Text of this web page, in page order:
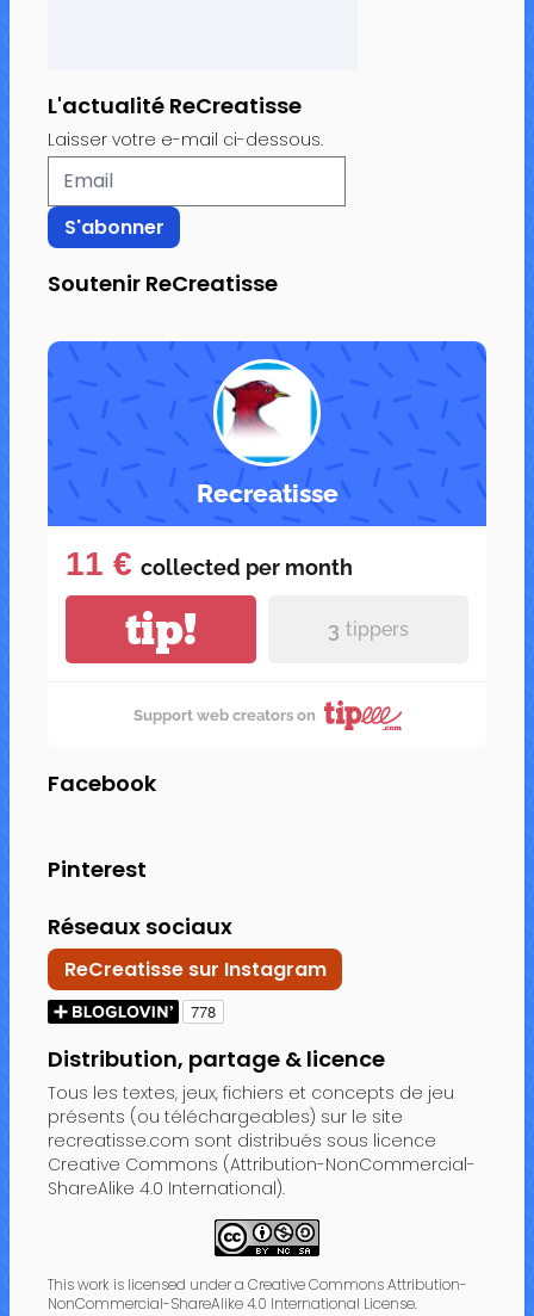
L'actualité ReCreatisse
Laisser votre e-mail ci-dessous.
Soutenir ReCreatisse
Recreatisse
11 € collected per month
tip! 3 tippers
Support web creators on
Facebook
Pinterest
Réseaux sociaux
ReCreatisse sur Instagram
Distribution, partage & licence
Tous les textes, jeux, fichiers et concepts de jeu
présents (ou téléchargeables) sur le site
recreatisse.com sont distribués sous licence
Creative Commons (Attribution-NonCommercial-
ShareAlike 4.0 International).
This work is licensed under a Creative Commons Attribution-
NonCommercial-ShareAlike 4.0 International License.